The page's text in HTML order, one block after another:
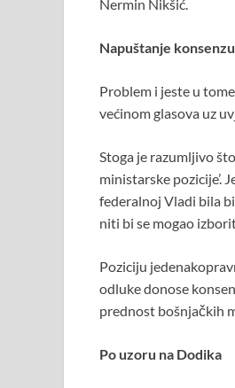
Nermin Nikšić.
Napuštanje
Problem i jeste u
većinom glasova uz
Stoga je razumljivo
ministarske pozicije’.
federalnoj Vladi bila
niti bi se mogao
Poziciju
odluke donose
prednost bošnjačkih
Po uzoru na Dodika